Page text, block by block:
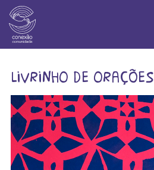
livrinho de orações